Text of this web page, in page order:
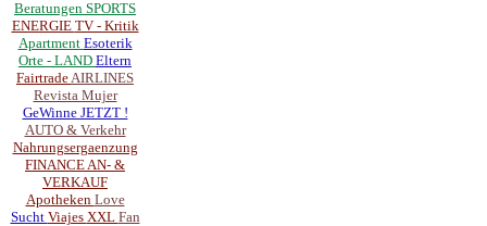
Beratungen SPORTS
ENERGIE TV - Kritik
Apartment Esoterik
Orte - LAND Eltern
FairtradeAIRLINES
Revista Mujer
GeWinne JETZT !
AUTO & Verkehr
Nahrungsergaenzung
FINANCEAN- &
VERKAUF
Apotheken Love
Sucht Viajes XXL Fan